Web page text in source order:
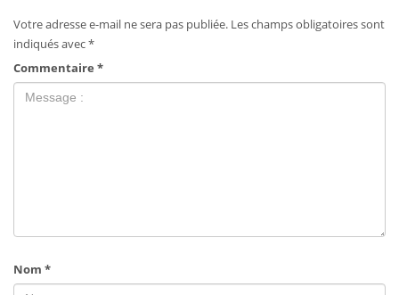
Votre adresse e-mail ne sera pas publiée. Les champs obligatoires sont
indiqués avec*
Commentaire *
Nom *